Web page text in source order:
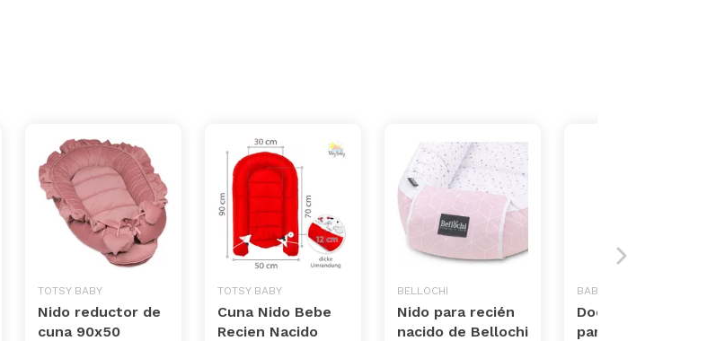
TOTSY BABY
Nido reductor de
cuna 90x50
TOTSY BABY
Cuna Nido Bebe
Recien Nacido
BELLOCHI
Nido para recién
nacido de Bellochi
BABYMOOV
Doomoo Reductor
para recien